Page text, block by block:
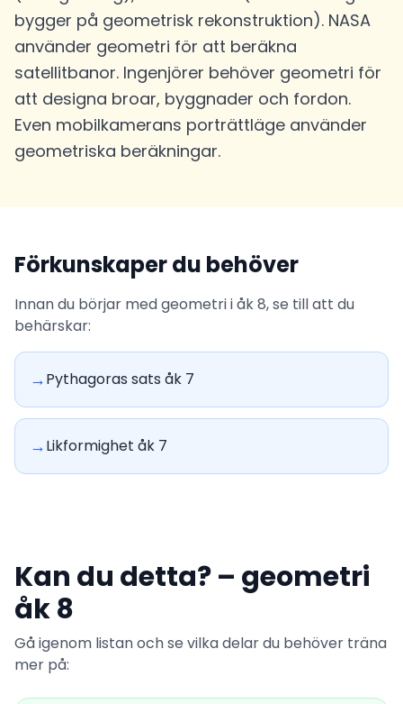
bygger på geometrisk rekonstruktion). NASA
använder geometri för att beräkna
satellitbanor. Ingenjörer behöver geometri för
att designa broar, byggnader och fordon.
Even mobilkamerans porträttläge använder
geometriska beräkningar.
Förkunskaper du behöver
Innan du börjar med geometri i åk 8, se till att du
behärskar:
→Pythagoras sats åk 7
→Likformighet åk 7
Kan du detta? – geometri
åk 8
Gå igenom listan och se vilka delar du behöver träna
mer på: